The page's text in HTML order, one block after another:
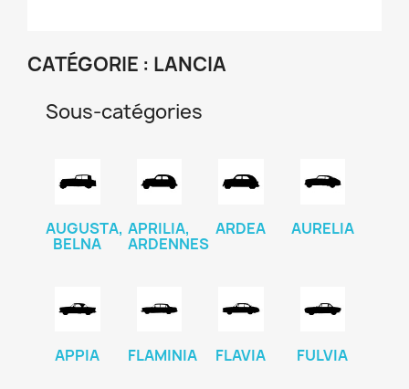
CATÉGORIE : LANCIA
Sous-catégories
AUGUSTA,
BELNA
APRILIA,
ARDENNES
ARDEA AURELIA
APPIA FLAMINIA FLAVIA FULVIA